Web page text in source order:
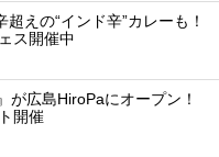
えの“インド辛”カレーも！
ス開催中
が広島HiroPaにオープン！
開催